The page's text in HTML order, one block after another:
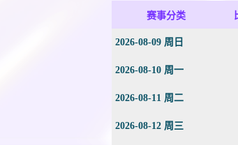
赛事分类
2026-08-09 周日
2026-08-10 周一
2026-08-11 周二
2026-08-12 周三